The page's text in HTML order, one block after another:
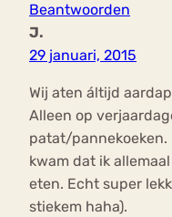
Beantwoorden
J.
29 januari, 2015
Wij aten áltijd
Alleen op
patat/pannekoeken.
kwam dat ik
eten. Echt super
stiekem haha).